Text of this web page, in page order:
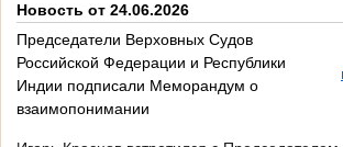
Новость от 24.06.2026
Председатели Верховных Судов
Российской Федерации и Республики
Индии подписали Меморандум о
взаимопонимании